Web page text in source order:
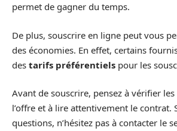
permet de gagner du temps.
De plus, souscrire en ligne peut vous
des économies. En effet, certains
des tarifs préférentiels pour les
Avant de souscrire, pensez à vérifier
l’offre et à lire attentivement le contrat.
questions, n’hésitez pas à contacter le